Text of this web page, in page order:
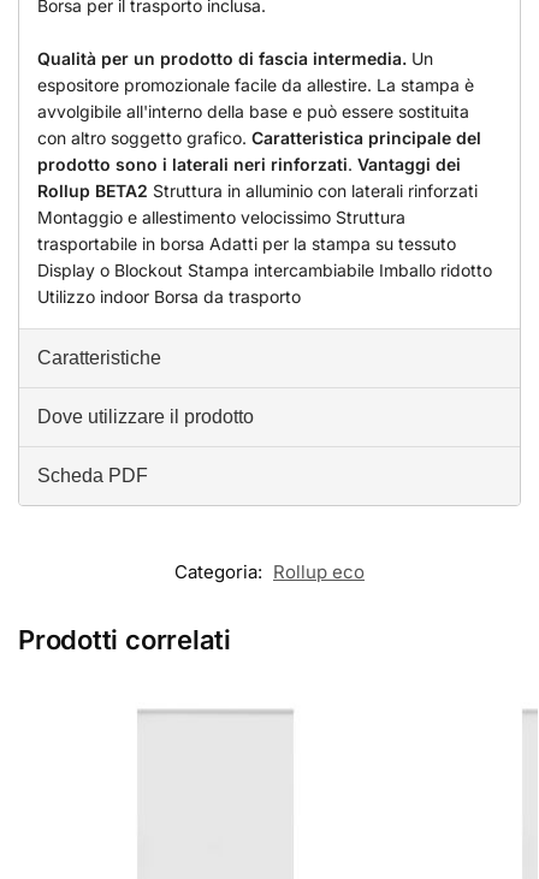
Borsa per il trasporto inclusa.
Qualità per un prodotto di fascia intermedia. Un
espositore promozionale facile da allestire. La stampa è
avvolgibile all'interno della base e può essere sostituita
con altro soggetto grafico. Caratteristica principale del
prodotto sono i laterali neri rinforzati. Vantaggi dei
Rollup BETA2 Struttura in alluminio con laterali rinforzati
Montaggio e allestimento velocissimo Struttura
trasportabile in borsa Adatti per la stampa su tessuto
Display o Blockout Stampa intercambiabile Imballo ridotto
Utilizzo indoor Borsa da trasporto
Caratteristiche
Dove utilizzare il prodotto
Scheda PDF
Categoria: Rollup eco
Prodotti correlati